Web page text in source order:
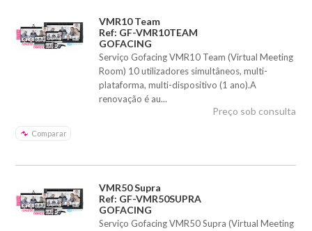
VMR10 Team
Ref: GF-VMR10TEAM
GOFACING
Serviço Gofacing VMR10 Team (Virtual Meeting
Room) 10 utilizadores simultâneos, multi-
plataforma, multi-dispositivo (1 ano).A
renovação é au...
Comparar
Preço sob consulta
VMR50 Supra
Ref: GF-VMR50SUPRA
GOFACING
Serviço Gofacing VMR50 Supra (Virtual Meeting